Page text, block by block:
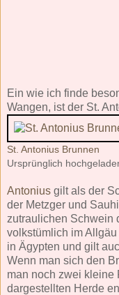
Ein wie ich finde
Wangen, ist der St.
St. Antonius Brunnen
Ursprünglich
Antonius gilt als der
der Metzger und
zutraulichen Schwein
volkstümlich im
in Ägypten und gilt
Wenn man sich den
man noch zwei kleine
dargestellten Herde